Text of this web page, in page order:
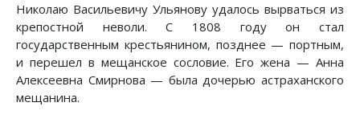
Николаю Васильевичу Ульянову удалось вырваться из
крепостной неволи. С 1808 году он стал
государственным крестьянином, позднее — портным,
и перешел в мещанское сословие. Его жена — Анна
Алексеевна Смирнова — была дочерью астраханского
мещанина.